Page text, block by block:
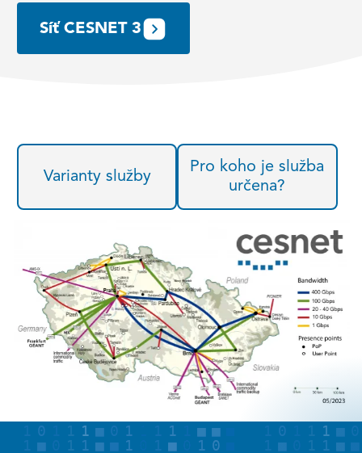
Síť CESNET 3
Varianty služby
Pro koho je služba
určena?